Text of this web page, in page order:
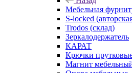
Мебельная
S-locked
Trodos (склад)
Зеркалодержатель
КАРАТ
Крючки
Магнит